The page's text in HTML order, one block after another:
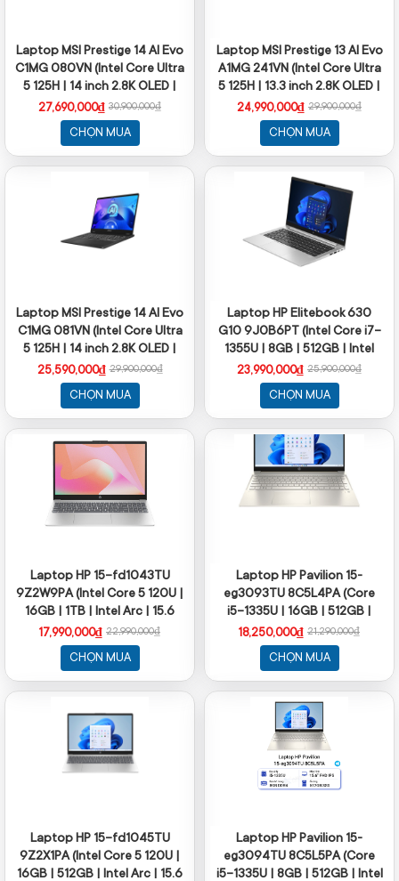
Laptop MSI Prestige 14 AI Evo
C1MG 080VN (Intel Core Ultra
5 125H | 14 inch 2.8K OLED |
32GB | 512GB | Win 11 | Xám)
27,690,000₫ 30,900,000₫
CHỌN MUA
Laptop MSI Prestige 13 AI Evo
A1MG 241VN (Intel Core Ultra
5 125H | 13.3 inch 2.8K OLED |
512GB | 16GB | Win 11 | Trắng)
24,990,000₫ 29,900,000₫
CHỌN MUA
Laptop MSI Prestige 14 AI Evo
C1MG 081VN (Intel Core Ultra
5 125H | 14 inch 2.8K OLED |
16GB | 512GB | Win 11 | Xám)
25,590,000₫ 29,900,000₫
CHỌN MUA
Laptop HP Elitebook 630
G10 9J0B6PT (Intel Core i7-
1355U | 8GB | 512GB | Intel
UHD Graphics | 13.3 inch FHD |
Win 11 Home | Bạc)
23,990,000₫ 25,900,000₫
CHỌN MUA
Laptop HP 15-fd1043TU
9Z2W9PA (Intel Core 5 120U |
16GB | 1TB | Intel Arc | 15.6
inch FHD | Win 11 | Bạc)
17,990,000₫ 22,990,000₫
CHỌN MUA
Laptop HP Pavilion 15-
eg3093TU 8C5L4PA (Core
i5-1335U | 16GB | 512GB |
Intel Iris Xe | 15.6 inch FHD |
Windows 11 | Vàng)
18,250,000₫ 21,290,000₫
CHỌN MUA
Laptop HP 15-fd1045TU
9Z2X1PA (Intel Core 5 120U |
16GB | 512GB | Intel Arc | 15.6
Laptop HP Pavilion 15-
eg3094TU 8C5L5PA (Core
i5-1335U | 8GB | 512GB | Intel